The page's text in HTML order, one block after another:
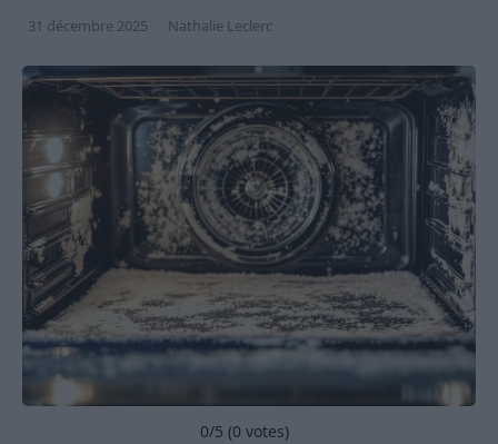
31 décembre 2025 Nathalie Leclerc
0/5 (0 votes)